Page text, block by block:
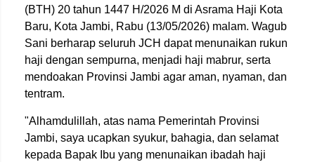
(BTH) 20 tahun 1447 H/2026 M di Asrama Haji Kota
Baru, Kota Jambi, Rabu (13/05/2026) malam. Wagub
Sani berharap seluruh JCH dapat menunaikan rukun
haji dengan sempurna, menjadi haji mabrur, serta
mendoakan Provinsi Jambi agar aman, nyaman, dan
tentram.
"Alhamdulillah, atas nama Pemerintah Provinsi
Jambi, saya ucapkan syukur, bahagia, dan selamat
kepada Bapak Ibu yang menunaikan ibadah haji